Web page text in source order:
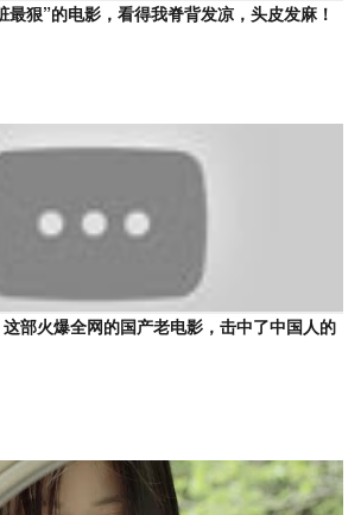
最狠”的电影，看得我脊背发凉，头皮发麻！
这部火爆全网的国产老电影，击中了中国人的